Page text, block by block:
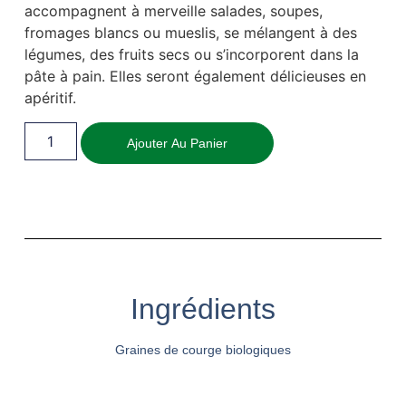
accompagnent à merveille salades, soupes,
fromages blancs ou mueslis, se mélangent à des
légumes, des fruits secs ou s’incorporent dans la
pâte à pain. Elles seront également délicieuses en
apéritif.
Ajouter Au Panier
Ingrédients
Graines de courge biologiques